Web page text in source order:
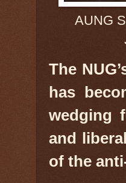
AUNG
The
has
wedging
and
of the